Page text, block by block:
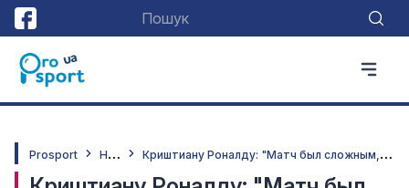
Prosport Н
овини К
риштиану Роналду: "Матч был сложным, так как Венгрия очень хорошо оборонялась"